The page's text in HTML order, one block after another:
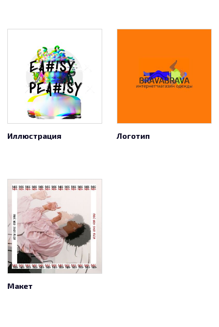
Иллюстрация Логотип
Макет